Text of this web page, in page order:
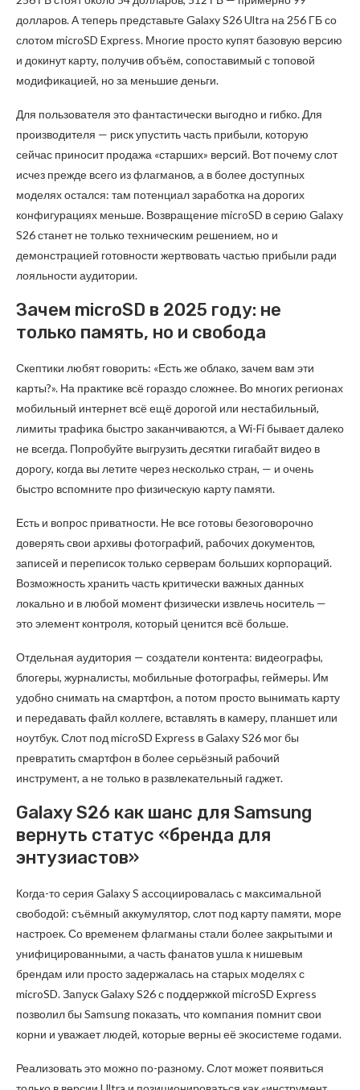
долларов. А теперь представьте Galaxy S26 Ultra на 256 ГБ со
слотом microSD Express. Многие просто купят базовую версию
и докинут карту, получив объём, сопоставимый с топовой
модификацией, но за меньшие деньги.
Для пользователя это фантастически выгодно и гибко. Для
производителя — риск упустить часть прибыли, которую
сейчас приносит продажа «старших» версий. Вот почему слот
исчез прежде всего из флагманов, а в более доступных
моделях остался: там потенциал заработка на дорогих
конфигурациях меньше. Возвращение microSD в серию Galaxy
S26 станет не только техническим решением, но и
демонстрацией готовности жертвовать частью прибыли ради
лояльности аудитории.
Зачем microSD в 2025 году: не
только память, но и свобода
Скептики любят говорить: «Есть же облако, зачем вам эти
карты?». На практике всё гораздо сложнее. Во многих регионах
мобильный интернет всё ещё дорогой или нестабильный,
лимиты трафика быстро заканчиваются, а Wi-Fi бывает далеко
не всегда. Попробуйте выгрузить десятки гигабайт видео в
дорогу, когда вы летите через несколько стран, — и очень
быстро вспомните про физическую карту памяти.
Есть и вопрос приватности. Не все готовы безоговорочно
доверять свои архивы фотографий, рабочих документов,
записей и переписок только серверам больших корпораций.
Возможность хранить часть критически важных данных
локально и в любой момент физически извлечь носитель —
это элемент контроля, который ценится всё больше.
Отдельная аудитория — создатели контента: видеографы,
блогеры, журналисты, мобильные фотографы, геймеры. Им
удобно снимать на смартфон, а потом просто вынимать карту
и передавать файл коллеге, вставлять в камеру, планшет или
ноутбук. Слот под microSD Express в Galaxy S26 мог бы
превратить смартфон в более серьёзный рабочий
инструмент, а не только в развлекательный гаджет.
Galaxy S26 как шанс для Samsung
вернуть статус «бренда для
энтузиастов»
Когда-то серия Galaxy S ассоциировалась с максимальной
свободой: съёмный аккумулятор, слот под карту памяти, море
настроек. Со временем флагманы стали более закрытыми и
унифицированными, а часть фанатов ушла к нишевым
брендам или просто задержалась на старых моделях с
microSD. Запуск Galaxy S26 с поддержкой microSD Express
позволил бы Samsung показать, что компания помнит свои
корни и уважает людей, которые верны её экосистеме годами.
Реализовать это можно по-разному. Слот может появиться